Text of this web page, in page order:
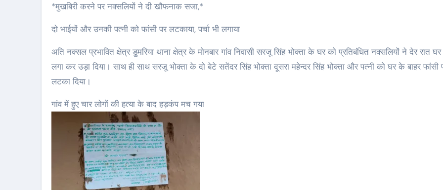
*मुखबिरी करने पर नक्सलियों ने दी खौफनाक सजा,*
दो भाईयों और उनकी पत्नी को फांसी पर लटकाया, पर्चा भी लगाया
अति नक्सल प्रभावित क्षेत्र डुमरिया थाना क्षेत्र के मोनबार गांव निवासी सरजू सिंह भोक्ता के घर को प्रतिबंधित नक्सलियों ने देर रात
लगा कर उड़ा दिया। साथ ही साथ सरजू भोक्ता के दो बेटे सतेंदर सिंह भोक्ता दूसरा महेन्दर सिंह भोक्ता और पत्नी को घर के बाहर फांसी
लटका दिया।
गांव में हुए चार लोगों की हत्या के बाद हड़कंप मच गया